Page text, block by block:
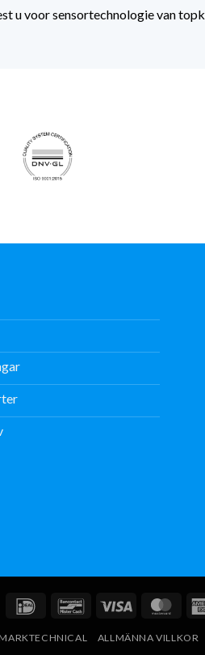
u voor sensortechnologie van
IDeal BancontactVisum
ALLMÄNNA VILLKOR